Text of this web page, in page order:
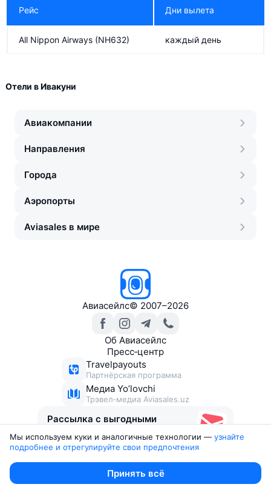
Рейс Дни вылета
All Nippon Airways (NH632) каждый день
Отели в Ивакуни
Авиакомпании
Направления
Города
Аэропорты
Aviasales в мире
Авиасейлс© 2007–2026
Об Авиасейлс
Пресс‑центр
Travelpayouts
Партнёрская программа
Медиа Yo’lovchi
Трэвел‑медиа Aviasales.uz
Рассылка с выгодными
Юридические документы
Мы используем куки и аналогичные технологии — узнайте
подробнее и отрегулируйте свои предпочтения
Принять всё